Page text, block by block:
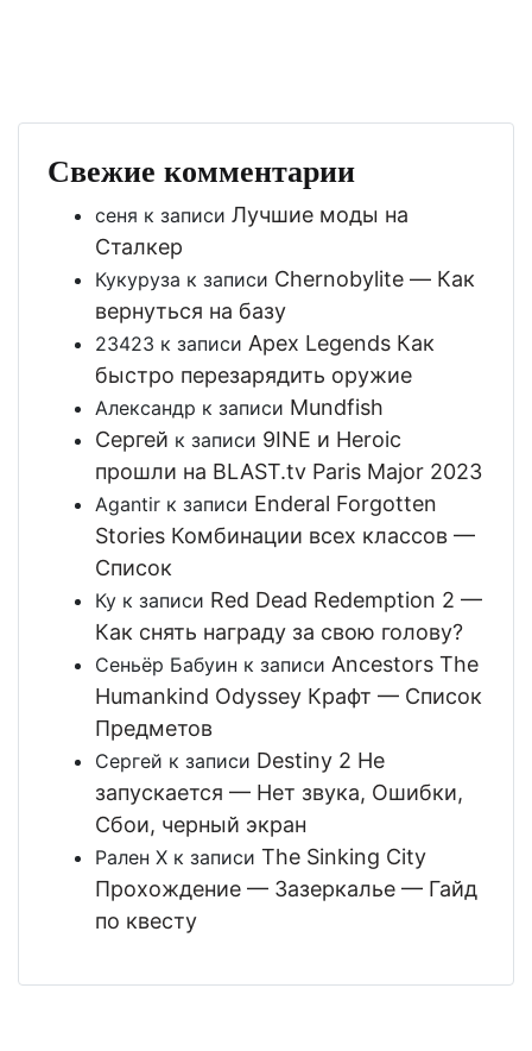
Свежие комментарии
сеня к записи Лучшие моды на
Сталкер
Кукуруза к записи Chernobylite — Как
вернуться на базу
23423 к записи Apex Legends Как
быстро перезарядить оружие
Александр к записи Mundfish
Сергей к записи 9INE и Heroic
прошли на BLAST.tv Paris Major 2023
Agantir к записи Enderal Forgotten
Stories Комбинации всех классов —
Список
Ку к записи Red Dead Redemption 2 —
Как снять награду за свою голову?
Сеньёр Бабуин к записи Ancestors The
Humankind Odyssey Крафт — Список
Предметов
Сергей к записи Destiny 2 Не
запускается — Нет звука, Ошибки,
Сбои, черный экран
Рален Х к записи The Sinking City
Прохождение — Зазеркалье — Гайд
по квесту